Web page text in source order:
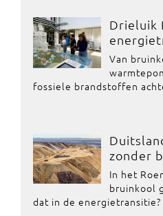
Drieluik
Van
fossiele brandstoffen
zonder
In het
bruinkool
dat in de energietransitie?